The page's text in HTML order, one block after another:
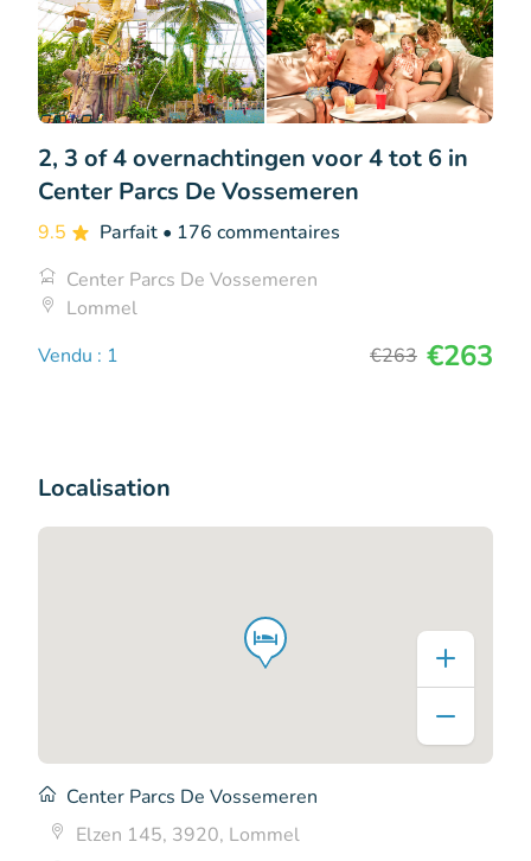
2, 3 of 4 overnachtingen voor 4 tot 6 in
Center Parcs De Vossemeren
9.5 Parfait • 176 commentaires
Center Parcs De Vossemeren
Lommel
Vendu : 1
€263 €263
Localisation
Center Parcs De Vossemeren
Elzen 145, 3920, Lommel